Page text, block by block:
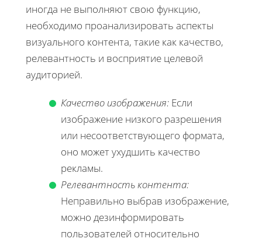
иногда не выполняют свою функцию,
необходимо проанализировать аспекты
визуального контента, такие как качество,
релевантность и восприятие целевой
аудиторией.
Качество изображения: Если
изображение низкого разрешения
или несоответствующего формата,
оно может ухудшить качество
рекламы.
Релевантность контента:
Неправильно выбрав изображение,
можно дезинформировать
пользователей относительно